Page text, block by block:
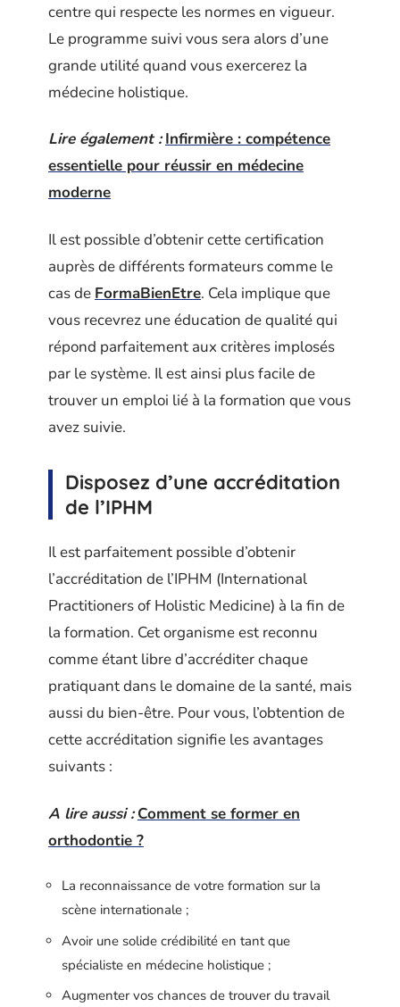
centre qui respecte les normes en vigueur.
Le programme suivi vous sera alors d’une
grande utilité quand vous exercerez la
médecine holistique.
Lire également : Infirmière : compétence
essentielle pour réussir en médecine
moderne
Il est possible d’obtenir cette certification
auprès de différents formateurs comme le
cas de FormaBienEtre. Cela implique que
vous recevrez une éducation de qualité qui
répond parfaitement aux critères implosés
par le système. Il est ainsi plus facile de
trouver un emploi lié à la formation que vous
avez suivie.
Disposez d’une accréditation
de l’IPHM
Il est parfaitement possible d’obtenir
l’accréditation de l’IPHM (International
Practitioners of Holistic Medicine) à la fin de
la formation. Cet organisme est reconnu
comme étant libre d’accréditer chaque
pratiquant dans le domaine de la santé, mais
aussi du bien-être. Pour vous, l’obtention de
cette accréditation signifie les avantages
suivants :
A lire aussi : Comment se former en
orthodontie ?
La reconnaissance de votre formation sur la
scène internationale ;
Avoir une solide crédibilité en tant que
spécialiste en médecine holistique ;
Augmenter vos chances de trouver du travail